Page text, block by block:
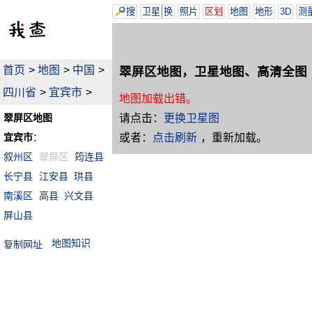
首页 > 地图 > 中国 >
四川省 > 宜宾市 >
翠屏区地图
宜宾市：
叙州区
翠屏区
筠连县
长宁县 江安县 珙县
南溪区
高县 兴文县
屏山县
地图知识
搜 卫星 换 照片 区划 地图 地形 3D 测
翠屏区地图，卫星地图、高清全图
地图加载出错。
请点击：
更换卫星图
或者：
点击刷新 ，重新加载。